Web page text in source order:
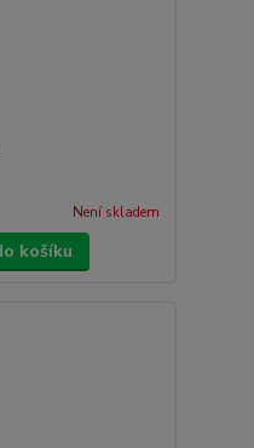
Není skladem
košíku